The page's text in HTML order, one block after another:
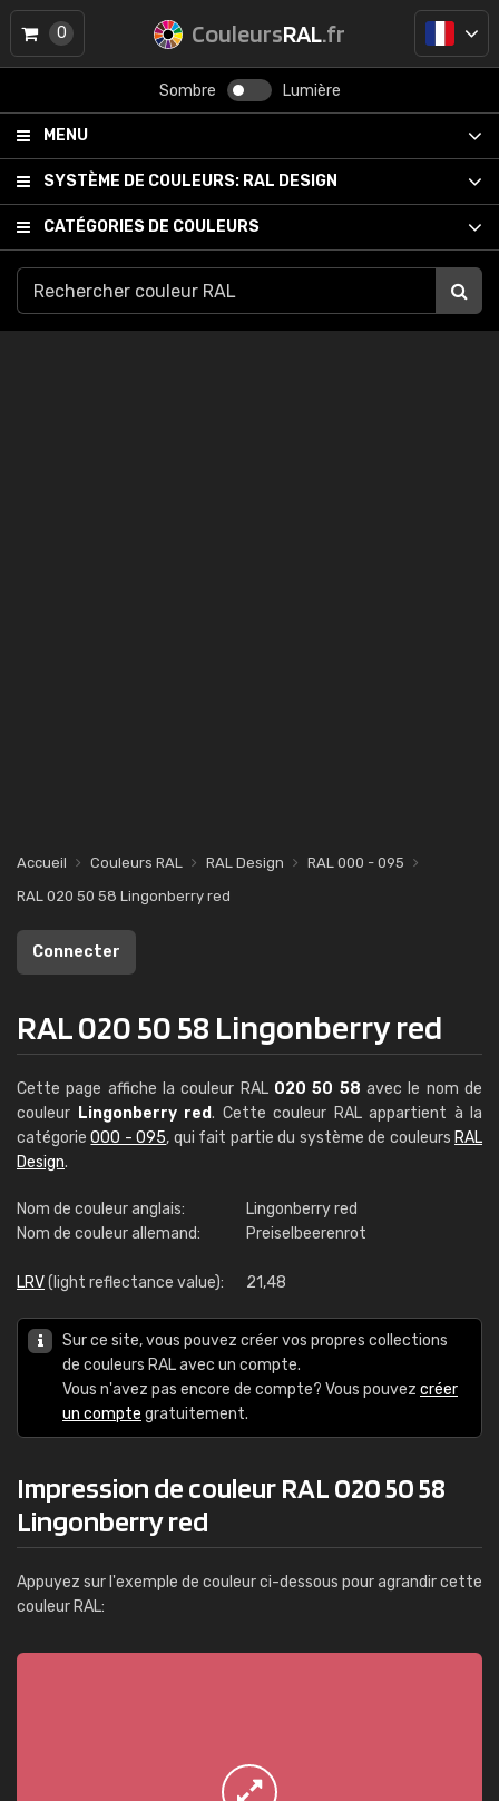
CouleursRAL.fr
Sombre Lumière
MENU
SYSTÈME DE COULEURS: RAL DESIGN
CATÉGORIES DE COULEURS
0
Accueil Couleurs RAL RAL Design
RAL 000 - 095
RAL 020 50 58 Lingonberry red
Connecter
RAL 020 50 58 Lingonberry red
Cette page affiche la couleur RAL 020 50 58 avec le nom de
couleur Lingonberry red. Cette couleur RAL appartient à la
catégorie000 - 095, qui fait partie du système de couleurs RAL
Design.
Nom de couleur anglais:
Lingonberry red
Nom de couleur allemand:
Preiselbeerenrot
LRV(light reflectance value): 21,48
Sur ce site, vous pouvez créer vos propres collections
de couleurs RAL avec un compte.
Vous n'avez pas encore de compte? Vous pouvez créer
un compte gratuitement.
Impression de couleur RAL 020 50 58
Lingonberry red
Appuyez sur l'exemple de couleur ci-dessous pour agrandir cette
couleur RAL: